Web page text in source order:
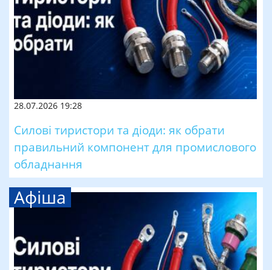
28.07.2026 19:28
Силові тиристори та діоди: як обрати
правильний компонент для промислового
обладнання
Афіша